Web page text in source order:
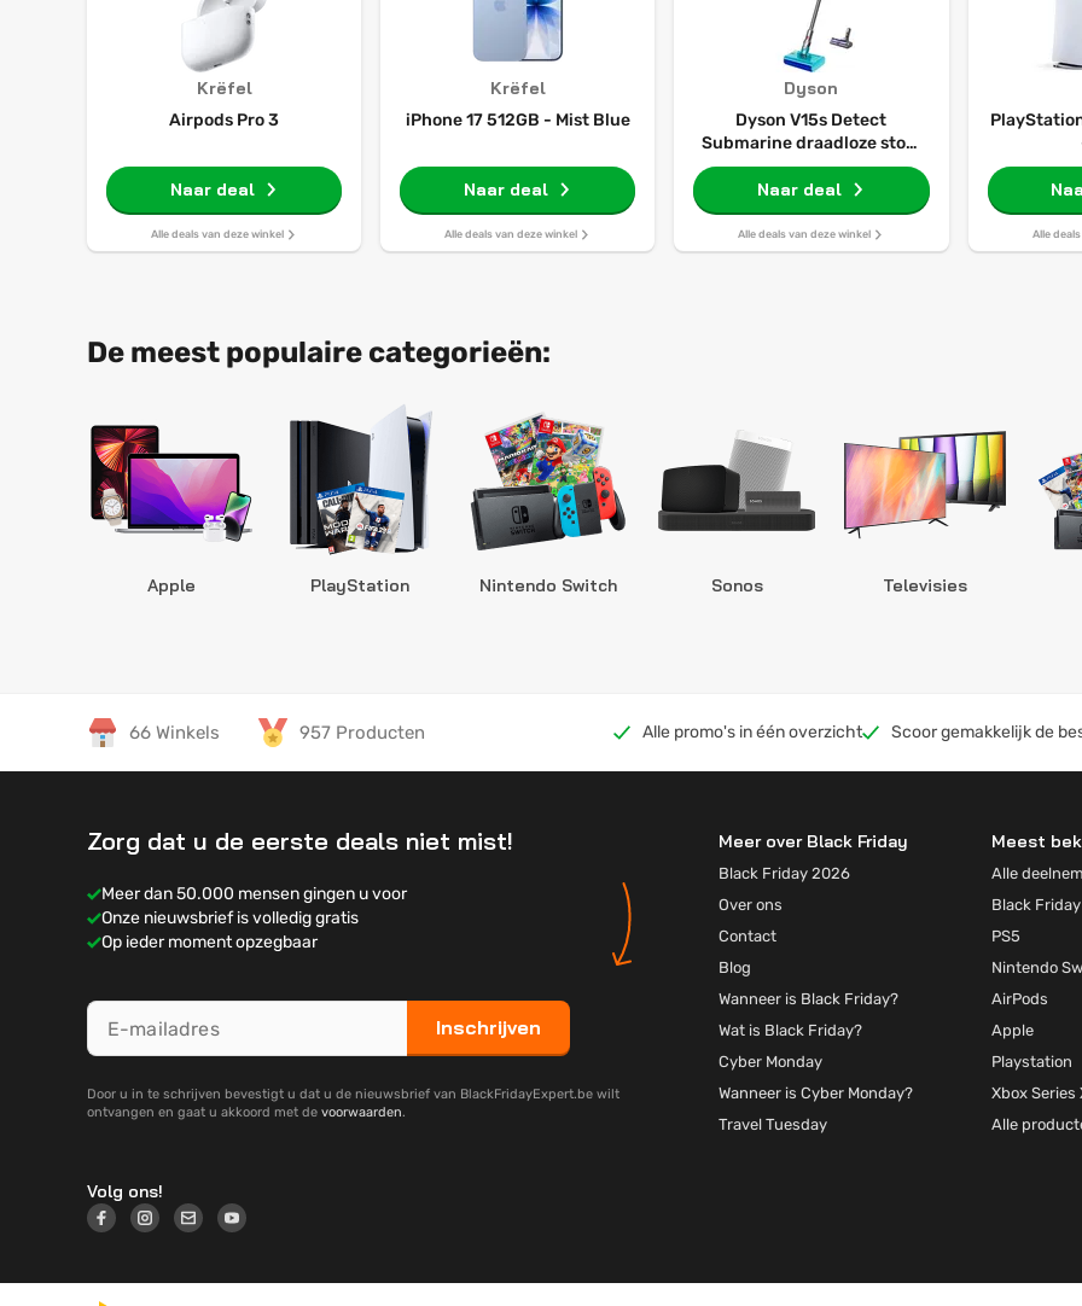
Krëfel
Airpods Pro 3
Naar deal
Alle deals van deze winkel
Krëfel
iPhone 17 512GB - Mist Blue
Naar deal
Alle deals van deze winkel
Dyson
Dyson V15s Detect
Submarine draadloze stof-
en waterzuiger
Naar deal
Alle deals van deze winkel Alle
De meest populaire categorieën:
Apple PlayStation Nintendo Switch Sonos Televisies
66 Winkels 957 Producten Alle promo's in één overzicht Scoor gemakkelijk de
Zorg dat u de eerste deals niet mist!
Meer dan 50.000 mensen gingen u voor
Onze nieuwsbrief is volledig gratis
Op ieder moment opzegbaar
Inschrijven
Door u in te schrijven bevestigt u dat u de nieuwsbrief van BlackFridayExpert.be wilt
ontvangen en gaat u akkoord met de voorwaarden.
Meer over Black Friday
Black Friday 2026
Over ons
Contact
Blog
Wanneer is Black Friday?
Wat is Black Friday?
Cyber Monday
Wanneer is Cyber Monday?
Travel Tuesday
Meest
Alle
Black
PS5
Nintendo
AirPods
Apple
Playstation
Xbox Series
Alle
Volg ons!